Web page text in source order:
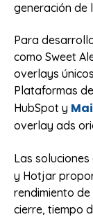
generación de
Para
como Sweet
overlays
Plataformas de
HubSpot y
overlay ads
Las
y Hotjar
rendimiento
cierre, tiempo